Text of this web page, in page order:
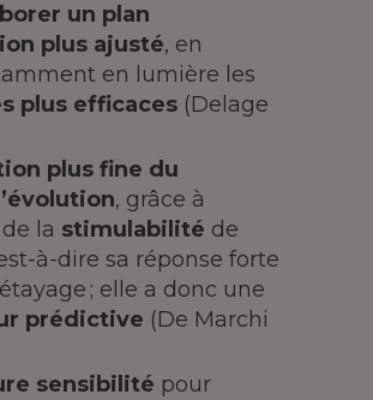
un plan
plus ajusté, en
en lumière les
plus efficaces (Delage
plus fine du
, grâce à
la stimulabilité de
à-dire sa réponse forte
; elle a donc une
prédictive (De Marchi
sensibilité pour